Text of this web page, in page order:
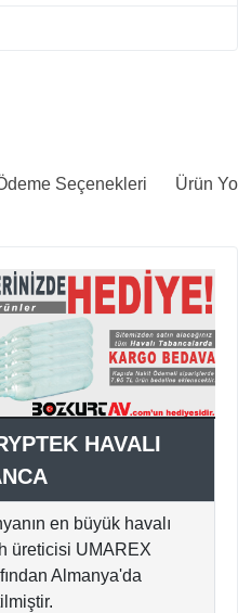
Seçenekleri Ürün
HAVALI
en büyük havalı
üreticisi UMAREX
Almanya'da